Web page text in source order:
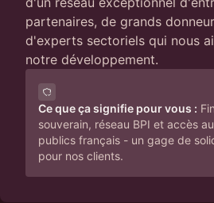
partenaires, de grands
d'experts sectoriels qui nous
notre développement.
Ce que ça signifie pour vous :
souverain, réseau BPI et accès
publics français - un gage de
pour nos clients.